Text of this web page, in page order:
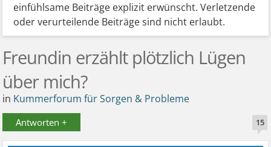
einfühlsame Beiträge explizit erwünscht. Verletzende
oder verurteilende Beiträge sind nicht erlaubt.
Freundin erzählt plötzlich Lügen
über mich?
in Kummerforum für Sorgen & Probleme
Antworten + 15